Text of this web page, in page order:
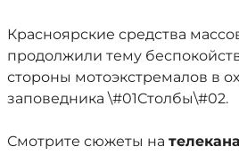
Красноярские средства
продолжили тему
стороны мотоэкстремалов в
заповедника \#01Столбы\#02.
Смотрите сюжеты на